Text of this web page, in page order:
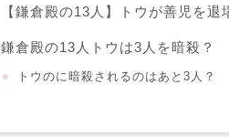
【鎌倉殿の13人】トウが善児を退
鎌倉殿の13人トウは3人を暗殺？
トウのに暗殺されるのはあと3人？